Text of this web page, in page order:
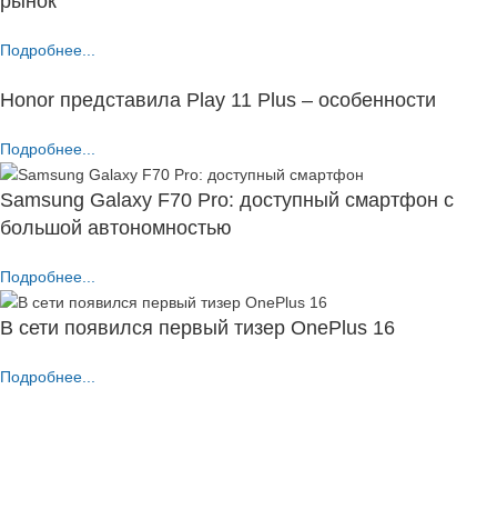
Подробнее...
Honor представила Play 11 Plus – особенности
Подробнее...
Samsung Galaxy F70 Pro: доступный смартфон с
большой автономностью
Подробнее...
В сети появился первый тизер OnePlus 16
Подробнее...